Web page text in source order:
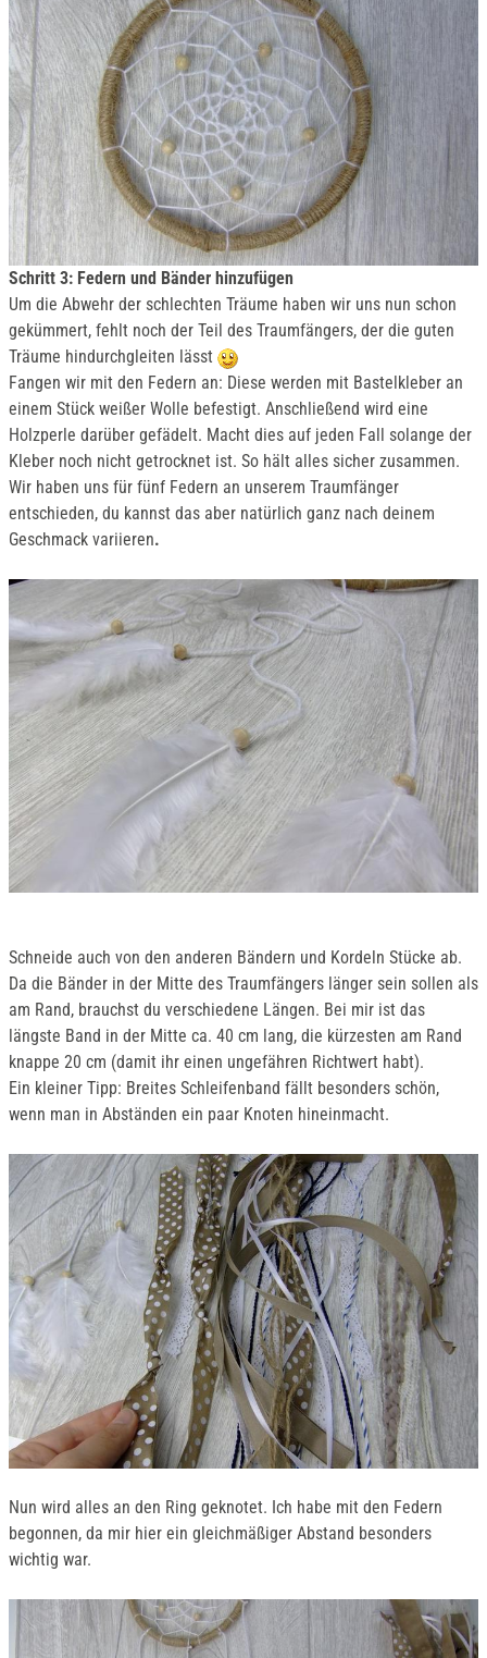
Schritt 3: Federn und Bänder hinzufügen
Um die Abwehr der schlechten Träume haben wir uns nun schon
gekümmert, fehlt noch der Teil des Traumfängers, der die guten
Träume hindurchgleiten lässt
Fangen wir mit den Federn an: Diese werden mit Bastelkleber an
einem Stück weißer Wolle befestigt. Anschließend wird eine
Holzperle darüber gefädelt. Macht dies auf jeden Fall solange der
Kleber noch nicht getrocknet ist. So hält alles sicher zusammen.
Wir haben uns für fünf Federn an unserem Traumfänger
entschieden, du kannst das aber natürlich ganz nach deinem
Geschmack variieren.
Schneide auch von den anderen Bändern und Kordeln Stücke ab.
Da die Bänder in der Mitte des Traumfängers länger sein sollen als
am Rand, brauchst du verschiedene Längen. Bei mir ist das
längste Band in der Mitte ca. 40 cm lang, die kürzesten am Rand
knappe 20 cm (damit ihr einen ungefähren Richtwert habt).
Ein kleiner Tipp: Breites Schleifenband fällt besonders schön,
wenn man in Abständen ein paar Knoten hineinmacht.
Nun wird alles an den Ring geknotet. Ich habe mit den Federn
begonnen, da mir hier ein gleichmäßiger Abstand besonders
wichtig war.